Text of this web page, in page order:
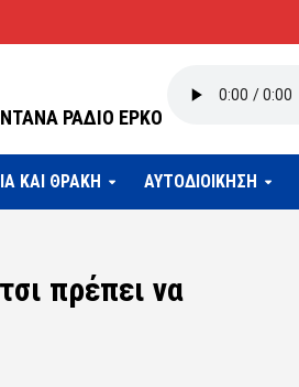
ΡΑΔΙΟ ΕΡΚΟ
ΚΑΙ ΘΡΑΚΗ ΑΥΤΟΔΙΟΙΚΗΣΗ
πρέπει να